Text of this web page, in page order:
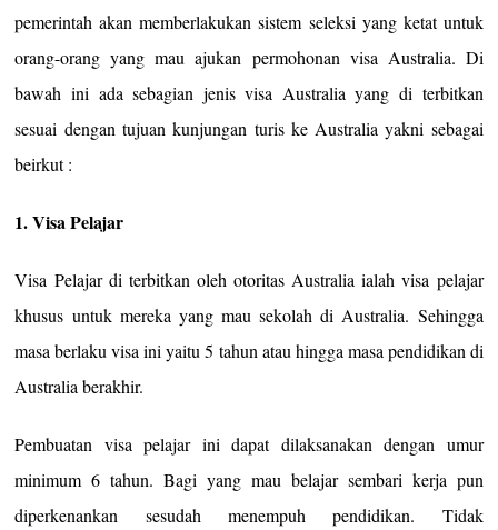
pemerintah akan memberlakukan sistem seleksi yang ketat untuk
orang-orang yang mau ajukan permohonan visa Australia. Di
bawah ini ada sebagian jenis visa Australia yang di terbitkan
sesuai dengan tujuan kunjungan turis ke Australia yakni sebagai
beirkut :
1. Visa Pelajar
Visa Pelajar di terbitkan oleh otoritas Australia ialah visa pelajar
khusus untuk mereka yang mau sekolah di Australia. Sehingga
masa berlaku visa ini yaitu 5 tahun atau hingga masa pendidikan di
Australia berakhir.
Pembuatan visa pelajar ini dapat dilaksanakan dengan umur
minimum 6 tahun. Bagi yang mau belajar sembari kerja pun
diperkenankan sesudah menempuh pendidikan. Tidak